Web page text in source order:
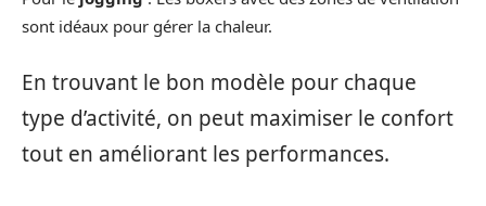
sont idéaux pour gérer la chaleur.
En trouvant le bon modèle pour chaque
type d’activité, on peut maximiser le confort
tout en améliorant les performances.